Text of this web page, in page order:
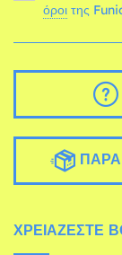
όροι της
ΧΡΕΙΆΖΕΣΤΕ